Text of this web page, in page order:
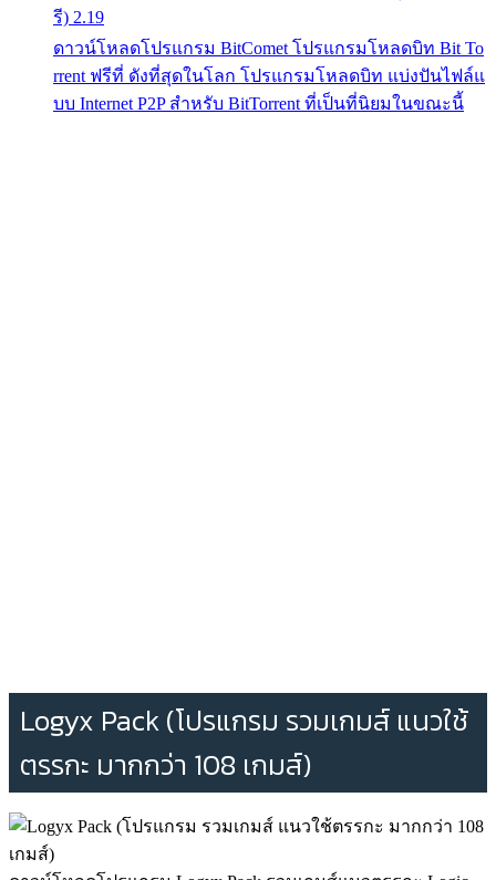
รี) 2.19
ดาวน์โหลดโปรแกรม BitComet โปรแกรมโหลดบิท Bit To
rrent ฟรีที่ ดังที่สุดในโลก โปรแกรมโหลดบิท แบ่งปันไฟล์แ
บบ Internet P2P สำหรับ BitTorrent ที่เป็นที่นิยมในขณะนี้
Logyx Pack (โปรแกรม รวมเกมส์ แนวใช้
ตรรกะ มากกว่า 108 เกมส์)